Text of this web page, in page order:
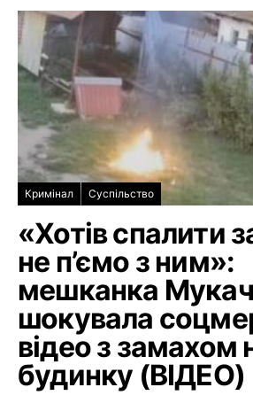
Кримінал Суспільство
«Хотів спалити
не п’ємо з ним»:
мешканка
шокувала
відео з замахом
будинку (ВІДЕО)